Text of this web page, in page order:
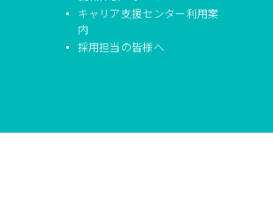
キャリア支援センター利用案
内
採用担当の皆様へ